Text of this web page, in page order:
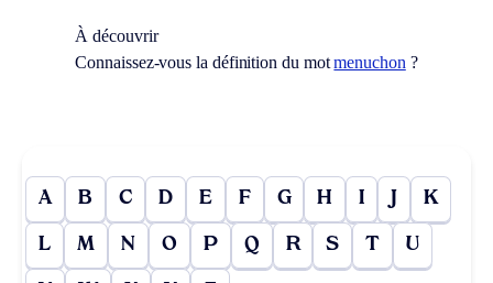
À découvrir
Connaissez-vous la définition du motmenuchon ?
A B C D E F G H I J K
L M N O P Q R S T U